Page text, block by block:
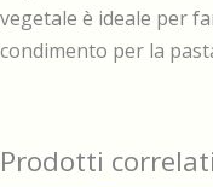
vegetale è ideale per
condimento per la
Prodotti correlati